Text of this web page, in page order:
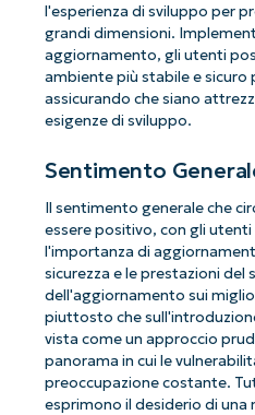
l'esperienza di sviluppo per
grandi dimensioni.
aggiornamento, gli utenti
ambiente più stabile e sicuro
assicurando che siano
esigenze di sviluppo.
Sentimento
Il sentimento generale che
essere positivo, con gli
l'importanza di
sicurezza e le prestazioni del
dell'aggiornamento sui
piuttosto che
vista come un approccio
panorama in cui le
preoccupazione costante.
esprimono il desiderio di